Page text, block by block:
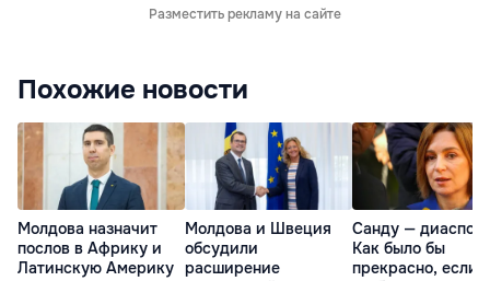
Разместить рекламу на сайте
Похожие новости
Молдова назначит
послов в Африку и
Латинскую Америку
Молдова и Швеция
обсудили
расширение
Санду —
Как было бы
прекрасно, если